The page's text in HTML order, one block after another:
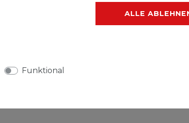
Funktional
ALLE